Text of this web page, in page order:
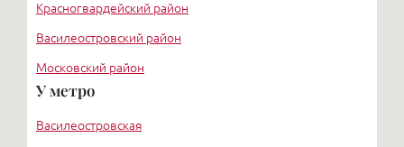
Красногвардейский район
Василеостровский район
Московский район
Курортный район
У метро
Василеостровская